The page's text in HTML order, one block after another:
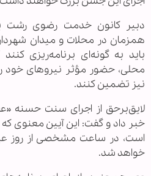
دبیر کانون خدمت رضوی رشت
همزمان در محلات و میدان
باید به گونه‌ای برنامه‌ریزی
محلی، حضور مؤثر نیروهای خود
نیز تضمین کنند.
لایق‌برحق از اجرای سنت حسنه
خبر داد و گفت: این آیین معنوی
است، در ساعت مشخصی از روز
خواهد شد.